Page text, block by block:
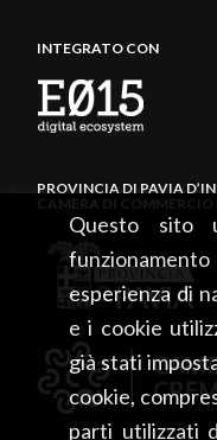
Questo sito
esperienza di
e i cookie
già stati
cookie,
parti utilizzati
INTEGRATO CON
PROVINCIA DI PAVIA
CAMERA DI